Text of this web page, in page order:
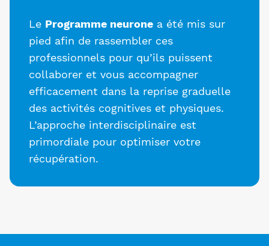
Le Programme neurone a été mis sur
pied afin de rassembler ces
professionnels pour qu’ils puissent
collaborer et vous accompagner
efficacement dans la reprise graduelle
des activités cognitives et physiques.
L’approche interdisciplinaire est
primordiale pour optimiser votre
récupération.